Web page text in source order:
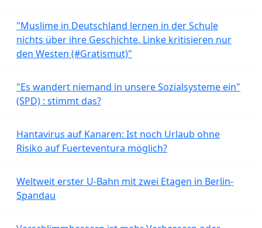
"Muslime in Deutschland lernen in der Schule
nichts über ihre Geschichte. Linke kritisieren nur
den Westen (#Gratismut)"
"Es wandert niemand in unsere Sozialsysteme ein"
(SPD) : stimmt das?
Hantavirus auf Kanaren: Ist noch Urlaub ohne
Risiko auf Fuerteventura möglich?
Weltweit erster U-Bahn mit zwei Etagen in Berlin-
Spandau